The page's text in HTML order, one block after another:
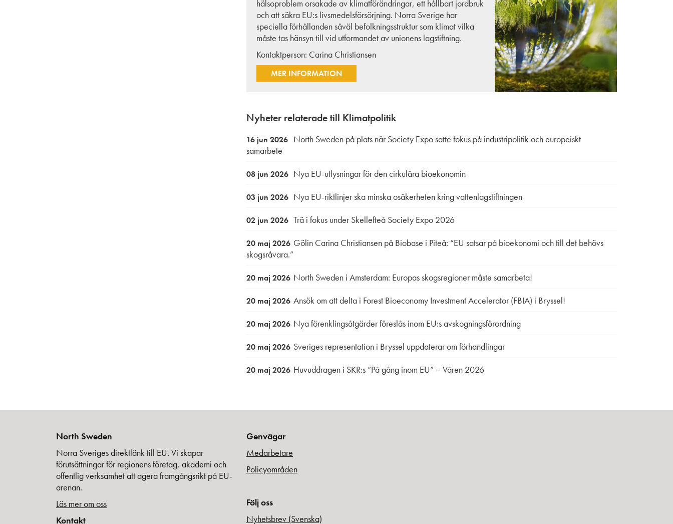
hälsoproblem orsakade av klimatförändringar, ett hållbart jordbruk
och att säkra EU:s livsmedelsförsörjning. Norra Sverige har
speciella förhållanden såväl befolkningsstruktur som klimat vilka
måste tas hänsyn till vid utformandet av unionens lagstiftning.
Kontaktperson: Carina Christiansen
MER INFORMATION
Nyheter relaterade till Klimatpolitik
16 jun 2026 North Sweden på plats när Society Expo satte fokus på industripolitik och europeiskt
samarbete
08 jun 2026 Nya EU-utlysningar för den cirkulära bioekonomin
03 jun 2026 Nya EU-riktlinjer ska minska osäkerheten kring vattenlagstiftningen
02 jun 2026 Trä i fokus under Skellefteå Society Expo 2026
20 maj 2026 Gölin Carina Christiansen på Biobase i Piteå: “EU satsar på bioekonomi och till det behövs
skogsråvara.”
20 maj 2026 North Sweden i Amsterdam: Europas skogsregioner måste samarbeta!
20 maj 2026 Ansök om att delta i Forest Bioeconomy Investment Accelerator (FBIA) i Bryssel!
20 maj 2026 Nya förenklingsåtgärder föreslås inom EU:s avskogningsförordning
20 maj 2026 Sveriges representation i Bryssel uppdaterar om förhandlingar
20 maj 2026 Huvuddragen i SKR:s ”På gång inom EU” – Våren 2026
North Sweden
Norra Sveriges direktlänk till EU. Vi skapar
förutsättningar för regionens företag, akademi och
offentlig verksamhet att agera framgångsrikt på EU-
arenan.
Läs mer om oss
Kontakt
Genvägar
Medarbetare
Policyområden
Följ oss
Nyhetsbrev (Svenska)